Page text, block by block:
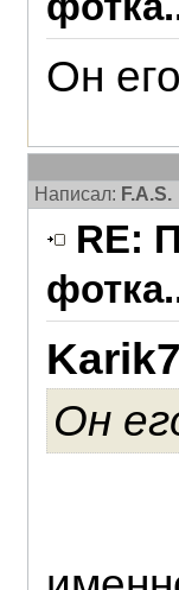
Он
Написал: F.A.S.
RE:
Он